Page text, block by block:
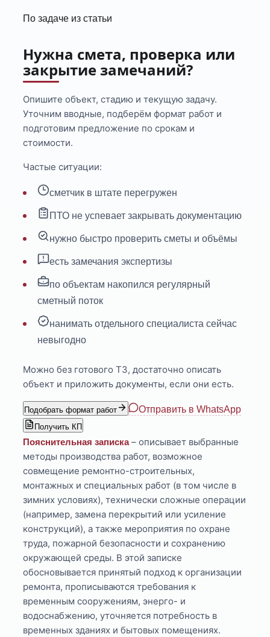
По задаче из статьи
Нужна смета, проверка или
закрытие замечаний?
Опишите объект, стадию и текущую задачу.
Уточним вводные, подберём формат работ и
подготовим предложение по срокам и
стоимости.
Частые ситуации:
сметчик в штате перегружен
ПТО не успевает закрывать документацию
нужно быстро проверить сметы и объёмы
есть замечания экспертизы
по объектам накопился регулярный
сметный поток
нанимать отдельного специалиста сейчас
невыгодно
Можно без готового ТЗ, достаточно описать
объект и приложить документы, если они есть.
Подобрать формат работ Отправить в WhatsApp
Получить КП
Пояснительная записка– описывает выбранные
методы производства работ, возможное
совмещение ремонтно-строительных,
монтажных и специальных работ (в том числе в
зимних условиях), технически сложные операции
(например, замена перекрытий или усиление
конструкций), а также мероприятия по охране
труда, пожарной безопасности и сохранению
окружающей среды. В этой записке
обосновывается принятый подход к организации
ремонта, прописываются требования к
временным сооружениям, энерго- и
водоснабжению, уточняется потребность в
временных зданиях и бытовых помещениях.